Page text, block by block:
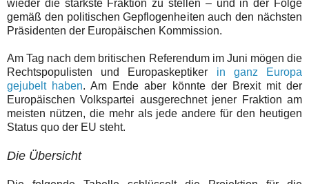
wieder die stärkste Fraktion zu stellen – und in der Folge
gemäß den politischen Gepflogenheiten auch den nächsten
Präsidenten der Europäischen Kommission.
Am Tag nach dem britischen Referendum im Juni mögen die
Rechtspopulisten und Europaskeptiker in ganz Europa
gejubelt haben. Am Ende aber könnte der Brexit mit der
Europäischen Volkspartei ausgerechnet jener Fraktion am
meisten nützen, die mehr als jede andere für den heutigen
Status quo der EU steht.
Die Übersicht